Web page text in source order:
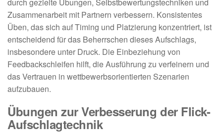
Zusammenarbeit mit Partnern verbessern. Konsistentes
Üben, das sich auf Timing und Platzierung konzentriert, ist
entscheidend für das Beherrschen dieses Aufschlags,
insbesondere unter Druck. Die Einbeziehung von
Feedbackschleifen hilft, die Ausführung zu verfeinern und
das Vertrauen in wettbewerbsorientierten Szenarien
aufzubauen.
Übungen zur Verbesserung der Flick-
Aufschlagtechnik